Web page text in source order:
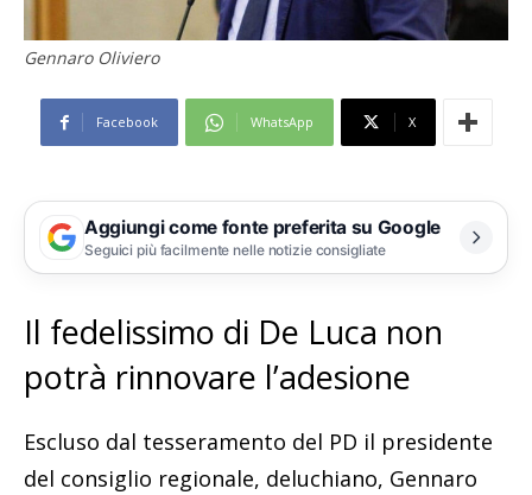
Gennaro Oliviero
Facebook WhatsApp X
Aggiungi come fonte preferita su Google
Seguici più facilmente nelle notizie consigliate
Il fedelissimo di De Luca non
potrà rinnovare l’adesione
Escluso dal tesseramento del PD il presidente
del consiglio regionale, deluchiano, Gennaro